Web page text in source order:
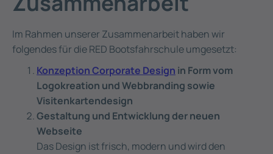
Im Rahmen unserer Zusammenarbeit haben wir
folgendes für die RED Bootsfahrschule umgesetzt:
Konzeption Corporate Design in Form vom
Logokreation und Webbranding sowie
Visitenkartendesign
Gestaltung und Entwicklung der neuen
Webseite
Das Design ist frisch, modern und wird den